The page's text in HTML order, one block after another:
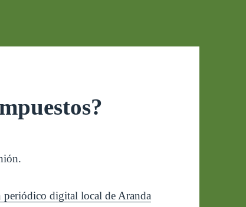
periódico digital local de Aranda